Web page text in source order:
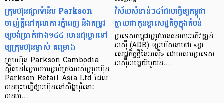
ក្រុមហ៊ុនផ្សារទំនើប Parkson
ចាញ់ក្ដីនៅតុលាការភ្នំពេញ និងតម្រូវ
ឲ្យបង់ប្រាក់ជាង១៤៤ លានដុល្លារទៅ
ឲ្យក្រុមហ៊ុនម្ចាស់ គម្រោង
ក្រុមហ៊ុន Parkson Cambodia
ស្ថិតនៅក្រោមការគ្រប់គ្រងរបស់ក្រុមហ៊ុន
Parkson Retail Asia Ltd ដែល
បានចុះបញ្ចីផ្សារហ៊ុននៅសិង្ហបុរីនោះ
បានចា…
វិស័យ​សំខាន់ៗ​៤​ដែល​ធ្វើ​ឲ្យ​កម្ពុជា​
ក្លាយ​ជា​កូន​ខ្លា​សេដ្ឋកិច្ច​ក្នុង​តំបន់
ប្រទេស​កម្ពុជា​ត្រូវ​បាន​ធនាគារ​អភិវឌ្ឍន៍​
អាស៊ី (ADB) ឲ្យ​រហ័ស​នាមថា «ខ្លា​
សេដ្ឋកិច្ច​ថ្មី​នៃ​អាស៊ី» ដោយសារ​ប្រទេស​
អាស៊ី​អាគ្នេយ៍​មួយ​ន…